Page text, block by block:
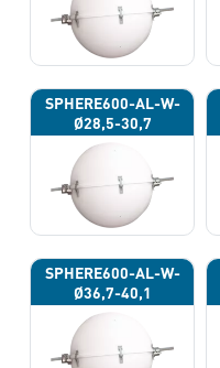
SPHERE600-AL-W-
Ø28,5-30,7
SPHERE600-AL-W-
Ø36,7-40,1